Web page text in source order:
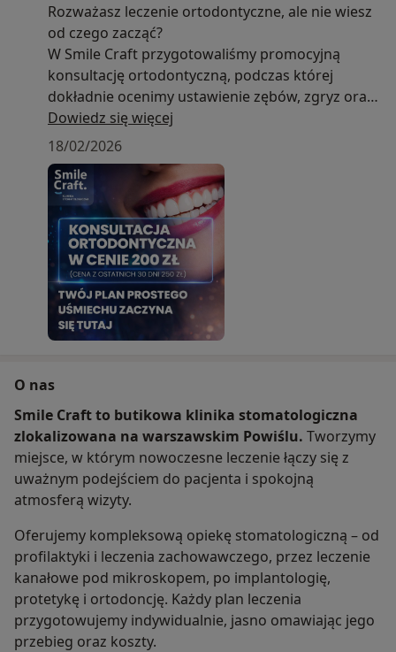
Rozważasz leczenie ortodontyczne, ale nie wiesz
od czego zacząć?
W Smile Craft przygotowaliśmy promocyjną
konsultację ortodontyczną, podczas której
dokładnie ocenimy ustawienie zębów, zgryz oraz
możliwości leczenia.
Podczas wizyty:
• sprawdzimy czy leczenie ortodontyczne jest
potrzebne
• omówimy dostępne metody (aparat stały,
nakładki)
• wykonamy niezbędną diagnostykę (dodatkowo
płatna)
Dzięki temu jeszcze przed rozpoczęciem terapii
Promocyjna cena konsultacji: 200 zł
Twój prosty i zdrowy uśmiech zaczyna się od
pierwszego kroku — zapraszamy na wizytę w
Smile Craft.
Dowiedz się więcej
18/02/2026
O nas
Smile Craft to butikowa klinika stomatologiczna
zlokalizowana na warszawskim Powiślu. Tworzymy
miejsce, w którym nowoczesne leczenie łączy się z
uważnym podejściem do pacjenta i spokojną
atmosferą wizyty.
Oferujemy kompleksową opiekę stomatologiczną – od
profilaktyki i leczenia zachowawczego, przez leczenie
kanałowe pod mikroskopem, po implantologię,
protetykę i ortodoncję. Każdy plan leczenia
przygotowujemy indywidualnie, jasno omawiając jego
przebieg oraz koszty.